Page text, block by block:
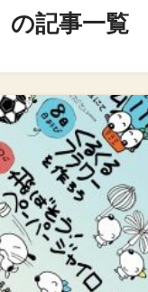
の記事一覧